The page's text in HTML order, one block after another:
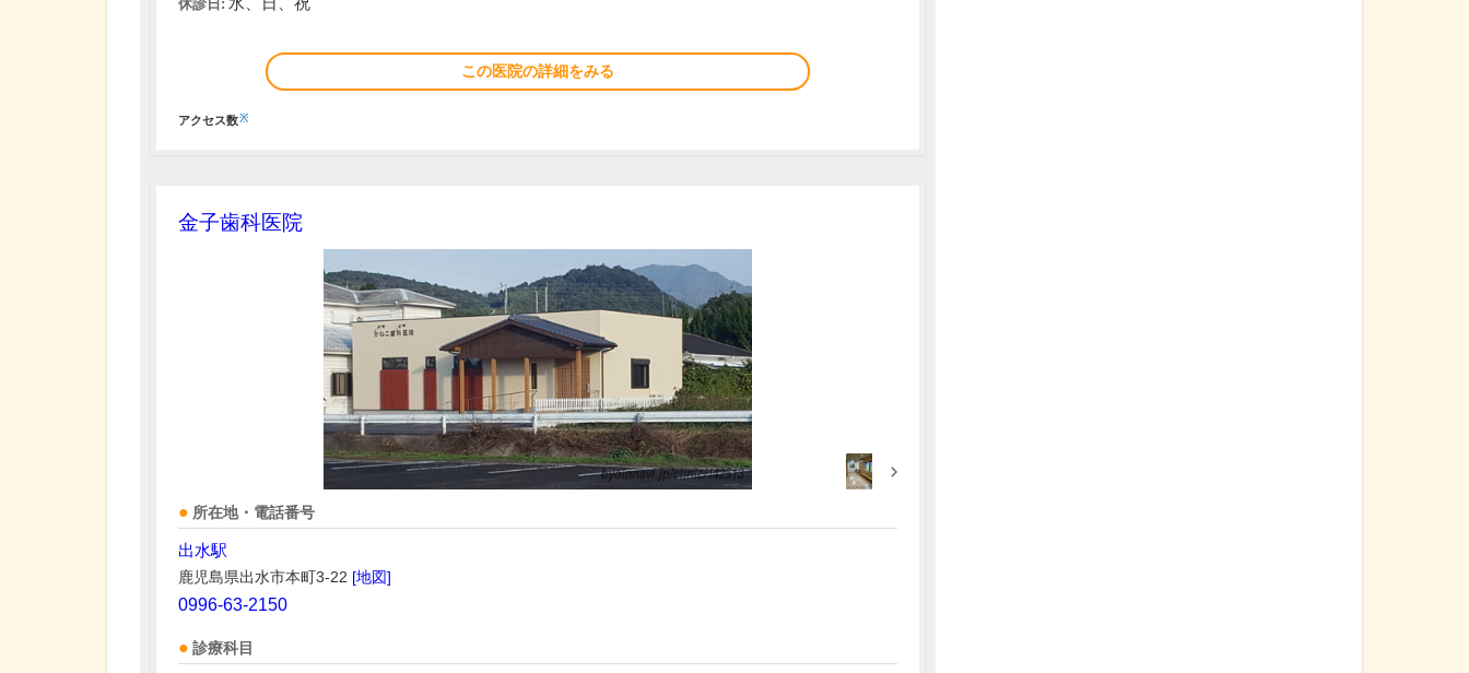
休診日:
この医院の詳細をみる
アクセス数※
金子歯科医院
所在地・電話番号
出水駅
鹿児島県出水市本町3-22 [地図]
0996-63-2150
診療科目